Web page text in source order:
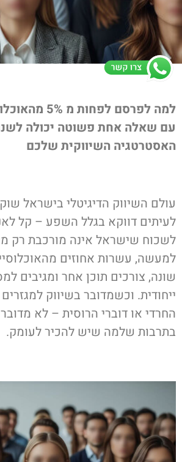
למה לפרסם לפחות מ 5% מהאוכלוסיה?
עם שאלה אחת פשוטה יכולה
האסטרטגיה השיווקית שלכם
עולם השיווק הדיגיטלי בישראל
לעיתים דווקא בגלל השפע – קל
לשכוח שישראל אינה מורכבת רק
למעשה, עשרות אחוזים
שונה, צורכים תוכן אחר ומגיבים
ייחודית. וכשמדובר בשיווק
החרדי או דוברי הרוסית – לא
בתרבות שלמה שיש להכיר לעומק.